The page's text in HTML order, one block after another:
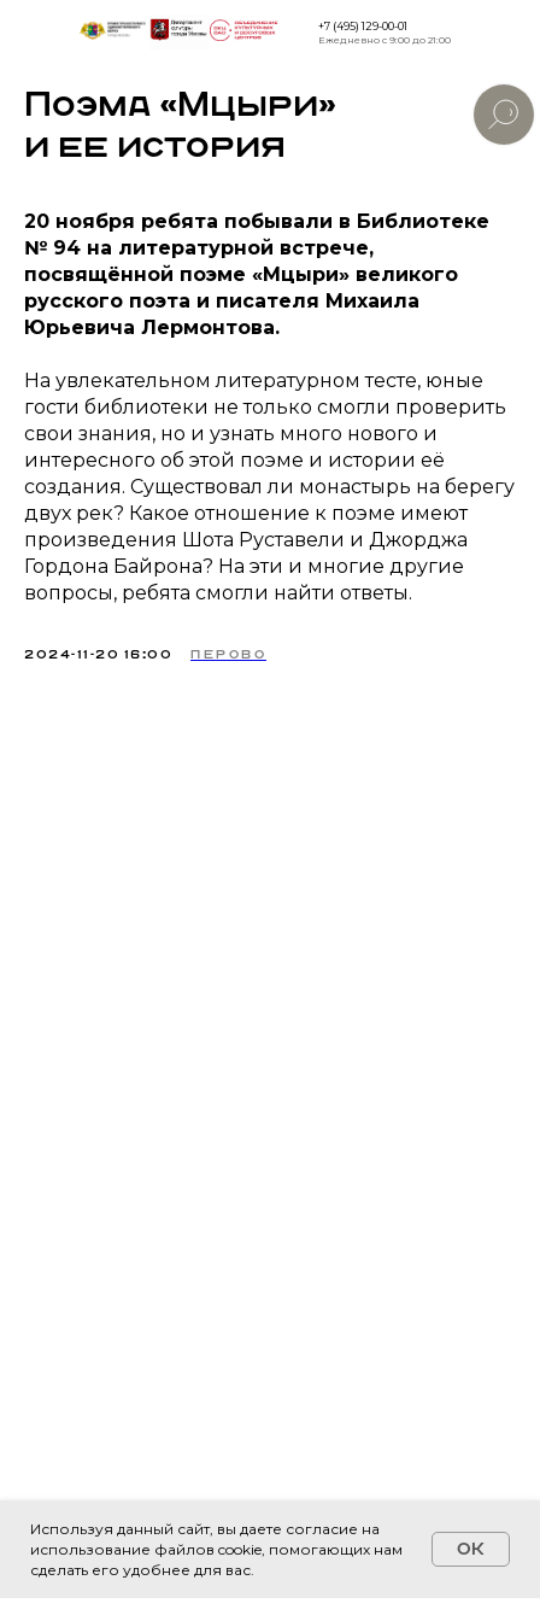
Версия
+7 (495) 129-00-01
Ежедневно с 9:00 до 21:00
Используя данный сайт, вы даете согласие на
использование файлов cookie, помогающих нам
сделать его удобнее для вас.
OK
Свяжитесь с нами!
Поэма «Мцыри»
и ее история
20 ноября ребята побывали в Библиотеке
№ 94 на литературной встрече,
посвящённой поэме «Мцыри» великого
русского поэта и писателя Михаила
Юрьевича Лермонтова.
На увлекательном литературном тесте, юные
гости библиотеки не только смогли проверить
свои знания, но и узнать много нового и
интересного об этой поэме и истории её
создания. Существовал ли монастырь на берегу
двух рек? Какое отношение к поэме имеют
произведения Шота Руставели и Джорджа
Гордона Байрона? На эти и многие другие
вопросы, ребята смогли найти ответы.
2024-11-20 16:00 ПЕРОВО